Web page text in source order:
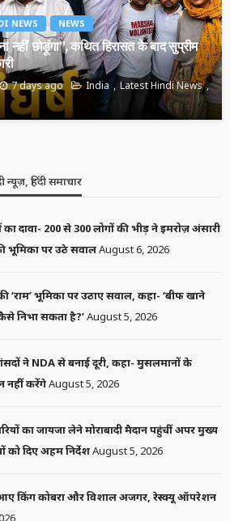
NEWS NEWS
नहीं छोड़ूंगा”, कथित हिरासत के बाद सुप्रीम
7 days ago India
Latest Hindi News
हिंदी समाचार
का दावा- 200 से 300 लोगों की भीड़ ने इमरोज़ अंसारी
भूमिका पर उठे सवालAugust 6, 2026
‘राम’ भूमिका पर उठाए सवाल, कहा- ‘बीफ खाने
निभा सकता है?’August 5, 2026
ने NDA से बनाई दूरी, कहा- मुसलमानों के
नहीं करेंगेAugust 5, 2026
का जायजा लेने मोराबादी मैदान पहुंचीं अपर मुख्य
को दिए अहम निर्देशAugust 5, 2026
किंग कोबरा और विशाल अजगर, रेस्क्यू ऑपरेशन